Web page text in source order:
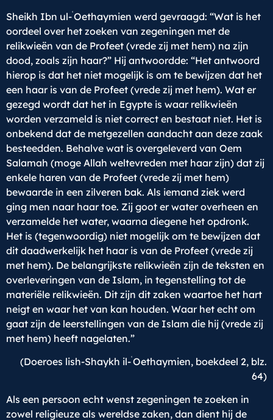
Sheikh Ibn ul-ʿOethaymien werd gevraagd: “Wat is het
oordeel over het zoeken van zegeningen met de
relikwieën van de Profeet (vrede zij met hem) na zijn
dood, zoals zijn haar?” Hij antwoordde: “Het antwoord
hierop is dat het niet mogelijk is om te bewijzen dat het
een haar is van de Profeet (vrede zij met hem). Wat er
gezegd wordt dat het in Egypte is waar relikwieën
worden verzameld is niet correct en bestaat niet. Het is
onbekend dat de metgezellen aandacht aan deze zaak
besteedden. Behalve wat is overgeleverd van Oem
Salamah (moge Allah weltevreden met haar zijn) dat zij
enkele haren van de Profeet (vrede zij met hem)
bewaarde in een zilveren bak. Als iemand ziek werd
ging men naar haar toe. Zij goot er water overheen en
verzamelde het water, waarna diegene het opdronk.
Het is (tegenwoordig) niet mogelijk om te bewijzen dat
dit daadwerkelijk het haar is van de Profeet (vrede zij
met hem). De belangrijkste relikwieën zijn de teksten en
overleveringen van de Islam, in tegenstelling tot de
materiële relikwieën. Dit zijn dit zaken waartoe het hart
neigt en waar het van kan houden. Waar het echt om
gaat zijn de leerstellingen van de Islam die hij (vrede zij
met hem) heeft nagelaten.”
(Doeroes lish-Shaykh il-ʿOethaymien, boekdeel 2, blz.
64)
Als een persoon echt wenst zegeningen te zoeken in
zowel religieuze als wereldse zaken, dan dient hij de